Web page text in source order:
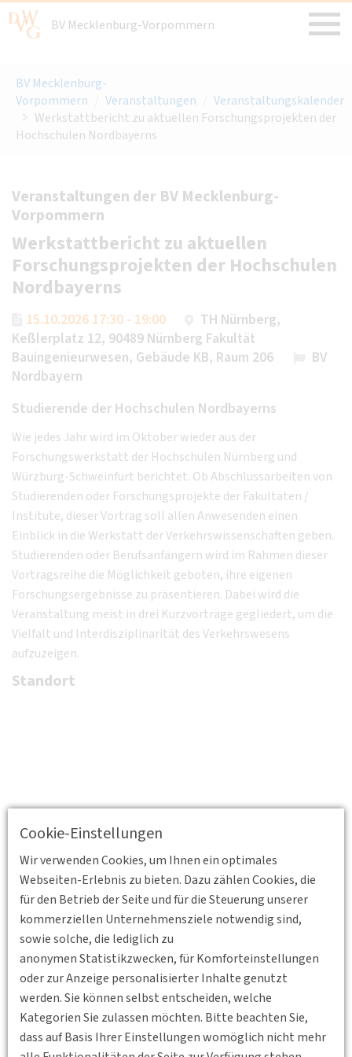
Cookie-Einstellungen
Wir verwenden Cookies, um Ihnen ein optimales
Webseiten-Erlebnis zu bieten. Dazu zählen Cookies, die
für den Betrieb der Seite und für die Steuerung unserer
kommerziellen Unternehmensziele notwendig sind,
sowie solche, die lediglich zu
anonymen Statistikzwecken, für Komforteinstellungen
oder zur Anzeige personalisierter Inhalte genutzt
werden. Sie können selbst entscheiden, welche
Kategorien Sie zulassen möchten. Bitte beachten Sie,
dass auf Basis Ihrer Einstellungen womöglich nicht mehr
BV Mecklenburg-Vorpommern
BV Mecklenburg-
Vorpommern
Veranstaltungen
Veranstaltungskalender
Werkstattbericht zu aktuellen Forschungsprojekten der
Hochschulen Nordbayerns
Veranstaltungen der BV Mecklenburg-
Vorpommern
Werkstattbericht zu aktuellen
Forschungsprojekten der Hochschulen
Nordbayerns
15.10.2026 17:30 - 19:00
TH Nürnberg,
Keßlerplatz 12, 90489 Nürnberg Fakultät
Bauingenieurwesen, Gebäude KB, Raum 206
BV
Nordbayern
Studierende der Hochschulen Nordbayerns
Wie jedes Jahr wird im Oktober wieder aus der
Forschungswerkstatt der Hochschulen Nürnberg und
Würzburg-Schweinfurt berichtet. Ob Abschlussarbeiten von
Studierenden oder Forschungsprojekte der Fakultäten /
Institute, dieser Vortrag soll allen Anwesenden einen
Einblick in die Werkstatt der Verkehrswissenschaften geben.
Studierenden oder Berufsanfängern wird im Rahmen dieser
Vortragsreihe die Möglichkeit geboten, ihre eigenen
Forschungsergebnisse zu präsentieren. Dabei wird die
Veranstaltung meist in drei Kurzvorträge gegliedert, um die
Vielfalt und Interdisziplinarität des Verkehrswesens
aufzuzeigen.
Standort